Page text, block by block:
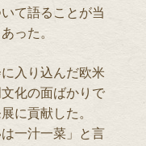
て語ることが当
った。
入り込んだ欧米
化の面ばかりで
に貢献した。
一汁一菜」と言